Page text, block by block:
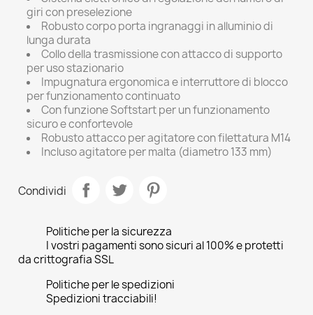
giri con preselezione
Robusto corpo porta ingranaggi in alluminio di
lunga durata
Collo della trasmissione con attacco di supporto
per uso stazionario
Impugnatura ergonomica e interruttore di blocco
per funzionamento continuato
Con funzione Softstart per un funzionamento
sicuro e confortevole
Robusto attacco per agitatore con filettatura M14
Incluso agitatore per malta (diametro 133 mm)
Condividi
Politiche per la sicurezza
I vostri pagamenti sono sicuri al 100% e protetti
da crittografia SSL
Politiche per le spedizioni
Spedizioni tracciabili!